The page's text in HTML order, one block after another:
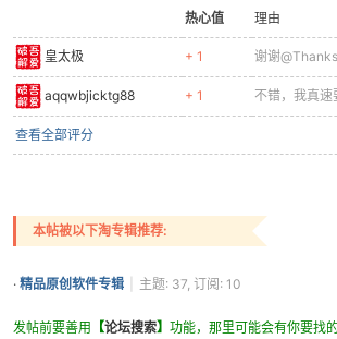
热心值 理由
皇太极 + 1 谢谢@Thanks
aqqwbjicktg88 + 1 不错，我真速
查看全部评分
本帖被以下淘专辑推荐:
· 精品原创软件专辑 主题: 37, 订阅: 10
发帖前要善用 【论坛搜索】 功能，那里可能会有你要找